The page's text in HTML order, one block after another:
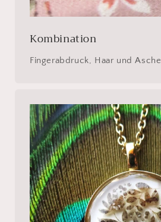
Kombination
Fingerabdruck, Haar und Asche